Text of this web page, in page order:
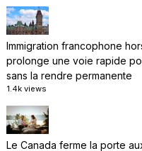
Immigration francophone
prolonge une voie rapide
sans la rendre permanente
1.4k views
Le Canada ferme la porte